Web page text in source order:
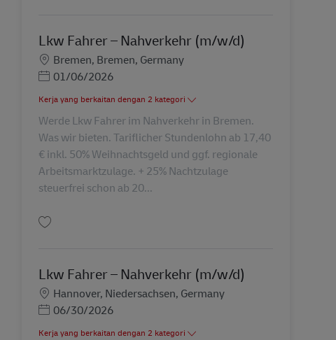
Lkw Fahrer – Nahverkehr (m/w/d)
LokasiBremen, Bremen, Germany
Posted Date
01/06/2026
Kerja yang berkaitan dengan 2 kategori
Werde Lkw Fahrer im Nahverkehr in Bremen.
Was wir bieten. Tariflicher Stundenlohn ab 17,40
€ inkl. 50% Weihnachtsgeld und ggf. regionale
Arbeitsmarktzulage. + 25% Nachtzulage
steuerfrei schon ab 20...
Lkw Fahrer – Nahverkehr (m/w/d)
LokasiHannover, Niedersachsen, Germany
Posted Date
06/30/2026
Kerja yang berkaitan dengan 2 kategori